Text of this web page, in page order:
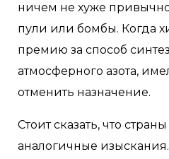
ничем не хуже
пули или бомбы. Когда
премию за способ
атмосферного азота,
отменить назначение.
Стоит сказать, что
аналогичные